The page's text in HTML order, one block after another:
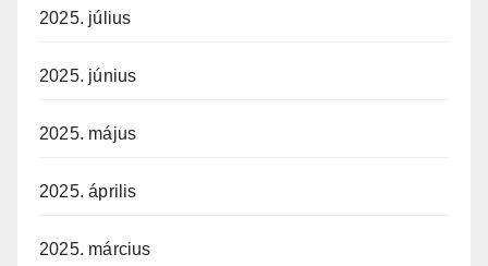
2025. július
2025. június
2025. május
2025. április
2025. március